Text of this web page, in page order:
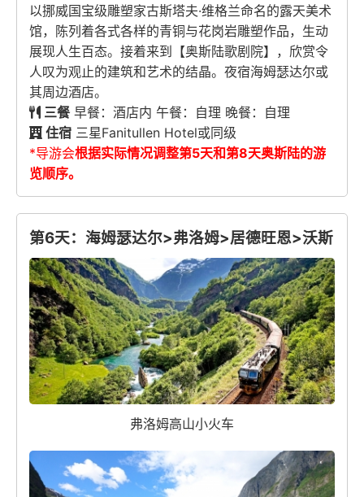
以挪威国宝级雕塑家古斯塔夫·维格兰命名的露天美术
馆，陈列着各式各样的青铜与花岗岩雕塑作品，生动
展现人生百态。接着来到【奥斯陆歌剧院】，欣赏令
人叹为观止的建筑和艺术的结晶。夜宿海姆瑟达尔或
其周边酒店。
三餐 早餐：酒店内 午餐：自理 晚餐：自理
住宿 三星Fanitullen Hotel或同级
*导游会根据实际情况调整第5天和第8天奥斯陆的游
览顺序。
第6天：海姆瑟达尔>弗洛姆>居德旺恩>沃斯
弗洛姆高山小火车